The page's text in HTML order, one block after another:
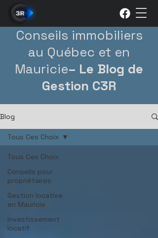
Conseils immobiliers
au Québec et en
Mauricie– Le Blog de
Gestion C3R
Blog
Tous Ces Choix
Conseils pour
propriétaires
Gestion locative
en Mauricie
Investissement
locatif
Tous Ces Choix